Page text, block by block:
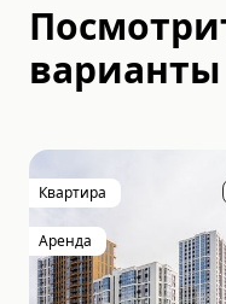
варианты
Квартира
Аренда